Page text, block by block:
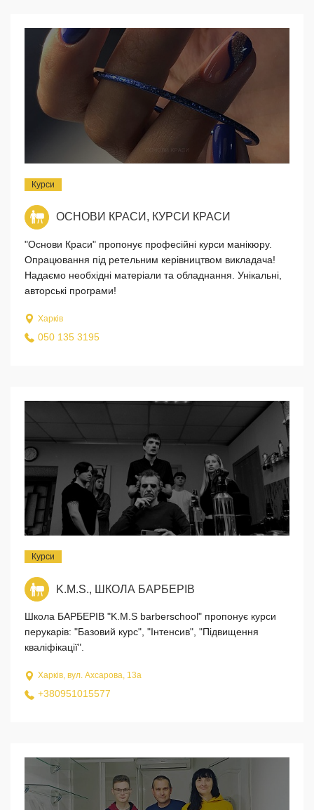
Курси
ОСНОВИ КРАСИ, КУРСИ КРАСИ
"Основи Краси" пропонує професійні курси манікюру.
Опрацювання під ретельним керівництвом викладача!
Надаємо необхідні матеріали та обладнання. Унікальні,
авторські програми!
Харків
050 135 3195
Курси
K.M.S., ШКОЛА БАРБЕРІВ
Школа БАРБЕРІВ "K.M.S barberschool" пропонує курси
перукарів: "Базовий курс", "Інтенсив", "Підвищення
кваліфікації".
Харків, вул. Ахсарова, 13а
+380951015577